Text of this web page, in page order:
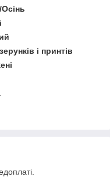
і принтів